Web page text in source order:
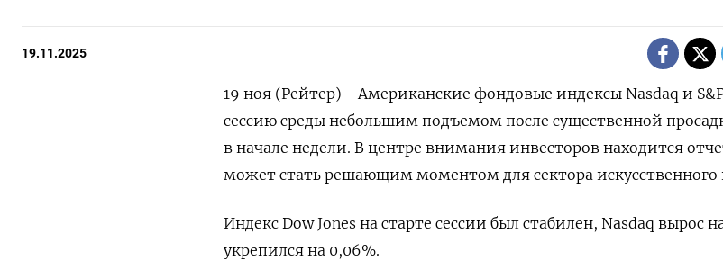
19.11.2025
19 ноя (Рейтер) - Американские фондовые индексы Nasdaq и
сессию среды небольшим подъемом после существенной
в начале недели. В центре внимания инвесторов находится
может стать решающим моментом для сектора искусственного
Индекс Dow Jones на старте сессии был стабилен, Nasdaq вырос
укрепился на 0,06%.